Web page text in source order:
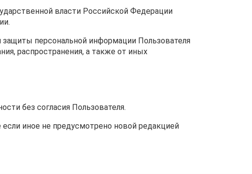
власти Российской Федерации
персональной информации Пользователя
распространения, а также от иных
без согласия Пользователя.
иное не предусмотрено новой редакцией